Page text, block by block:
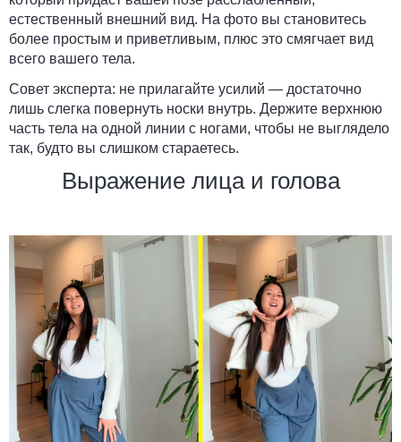
естественный внешний вид. На фото вы становитесь
более простым и приветливым, плюс это смягчает вид
всего вашего тела.
Совет эксперта: не прилагайте усилий — достаточно
лишь слегка повернуть носки внутрь. Держите верхнюю
часть тела на одной линии с ногами, чтобы не выглядело
так, будто вы слишком стараетесь.
Выражение лица и голова